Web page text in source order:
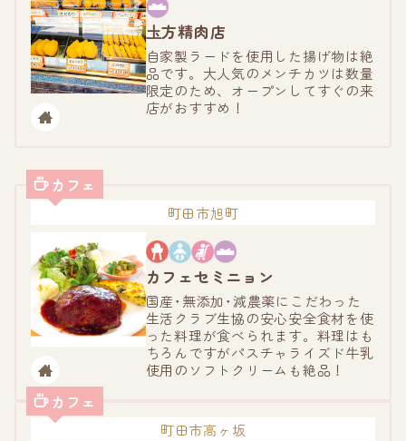
圡方精肉店
自家製ラードを使用した揚げ物は絶
品です。大人気のメンチカツは数量
限定のため、オープンしてすぐの来
店がおすすめ！
カフェ
町田市旭町
カフェセミニョン
国産･無添加･減農薬にこだわった
生活クラブ生協の安心安全食材を使
った料理が食べられます。料理はも
ちろんですがパスチャライズド牛乳
使用のソフトクリームも絶品！
カフェ
町田市高ヶ坂